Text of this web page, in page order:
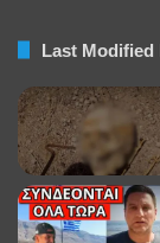
Last Modified